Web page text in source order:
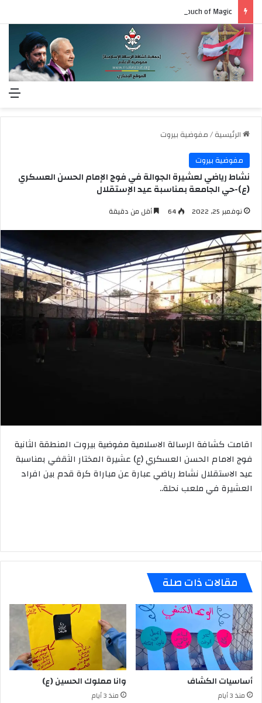
A touch of Magic
الرئيسية/مفوضية بيروت
مفوضية بيروت
نشاط رياضي لعشيرة الجوالة في فوج الإمام الحسن العسكري
(ع)-حي الجامعة بمناسبة عيد الإستقلال
نوفمبر 25, 2022 64 أقل من دقيقة
اقامت كشافة الرسالة الاسلامية مفوضية بيروت المنطقة الثانية
فوج الامام الحسن العسكري (ع) عشيرة المختار الثقفي بمناسبة
عيد الاستقلال نشاط رياضي عبارة عن مباراة كرة قدم بين افراد
العشيرة في ملعب نحلة..
مقالات ذات صلة
أساسيات الكشاف
منذ 3 أيام
وانا مملوك الحسين (ع)
منذ 3 أيام